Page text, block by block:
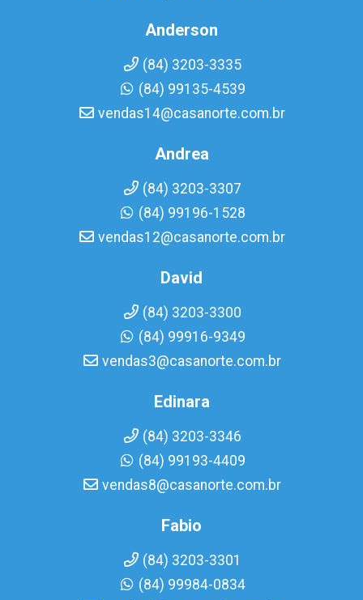
Anderson
(84) 3203-3335
(84) 99135-4539
vendas14@casanorte.com.br
Andrea
(84) 3203-3307
(84) 99196-1528
vendas12@casanorte.com.br
David
(84) 3203-3300
(84) 99916-9349
vendas3@casanorte.com.br
Edinara
(84) 3203-3346
(84) 99193-4409
vendas8@casanorte.com.br
Fabio
(84) 3203-3301
(84) 99984-0834